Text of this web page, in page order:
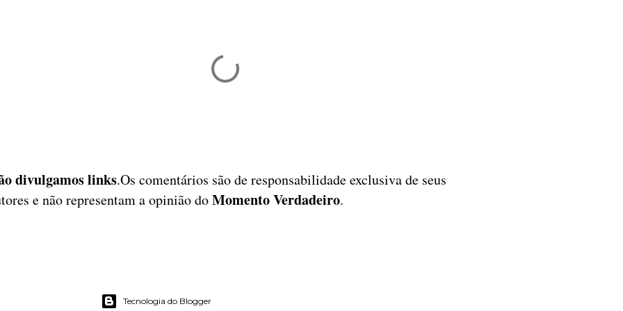
divulgamos links.Os comentários são de responsabilidade exclusiva de seus
e não representam a opinião doMomento Verdadeiro.
Tecnologia do Blogger